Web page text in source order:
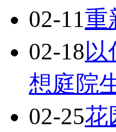
02-11 重
02-18
想庭院
02-25花